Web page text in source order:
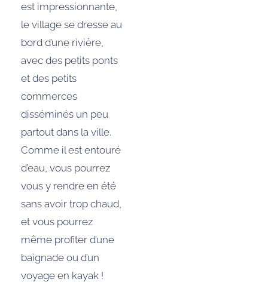
est impressionnante,
le village se dresse au
bord d’une rivière,
avec des petits ponts
et des petits
commerces
disséminés un peu
partout dans la ville.
Comme il est entouré
d’eau, vous pourrez
vous y rendre en été
sans avoir trop chaud,
et vous pourrez
même profiter d’une
baignade ou d’un
voyage en kayak !